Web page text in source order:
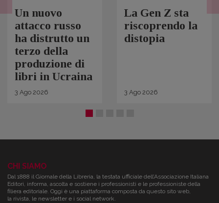
Un nuovo
attacco russo
ha distrutto un
terzo della
produzione di
libri in Ucraina
3 Ago 2026
La Gen Z sta
riscoprendo la
distopia
3 Ago 2026
CHI SIAMO
Dal 1888 il Giornale della Libreria, la testata ufficiale dell’Associazione Italiana
Editori, informa, ascolta e sostiene i professionisti e le professioniste della
filiera editoriale. Oggi è una piattaforma composta da questo sito web,
la rivista, le newsletter e i social network.